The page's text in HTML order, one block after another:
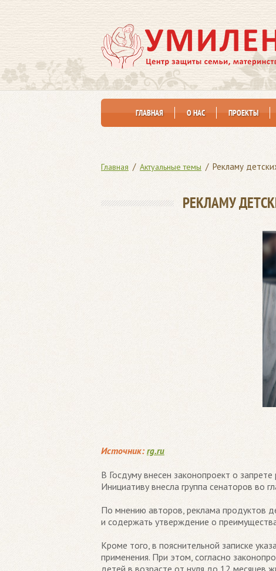
ГЛАВНАЯ О НАС ПРОЕКТЫ
Главная / Актуальные темы / Рекламу
РЕКЛАМУ
Источник:rg.ru
В Госдуму внесен законопроект о
Инициативу внесла группа сенаторов во
По мнению авторов, реклама продуктов
и содержать утверждение о
Кроме того, в пояснительной записке
применения. При этом, согласно